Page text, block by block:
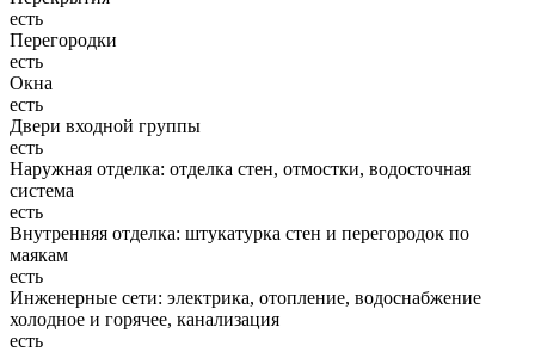
есть
Перегородки
есть
Окна
есть
Двери входной группы
есть
Наружная отделка: отделка стен, отмостки, водосточная
система
есть
Внутренняя отделка: штукатурка стен и перегородок по
маякам
есть
Инженерные сети: электрика, отопление, водоснабжение
холодное и горячее, канализация
есть